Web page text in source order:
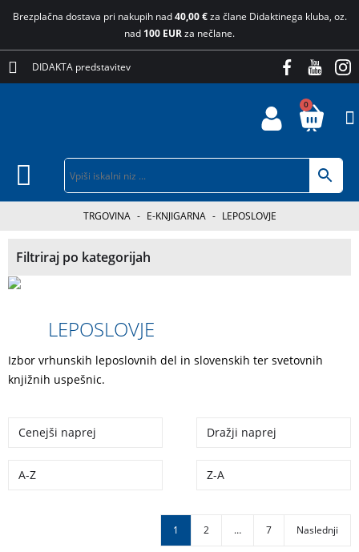
Brezplačna dostava pri nakupih nad40,00 €za člane Didaktinega kluba, oz.
nad 100 EURza nečlane.
DIDAKTA predstavitev
0
TRGOVINA - E-KNJIGARNA - LEPOSLOVJE
Filtriraj po kategorijah
LEPOSLOVJE
Izbor vrhunskih leposlovnih del in slovenskih ter svetovnih
knjižnih uspešnic.
Cenejši naprej Dražji naprej
A-Z Z-A
1 2 … 7 Naslednji